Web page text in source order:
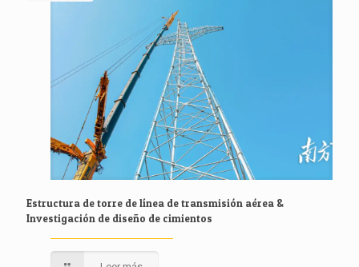
Estructura de torre de línea de transmisión aérea &
Investigación de diseño de cimientos